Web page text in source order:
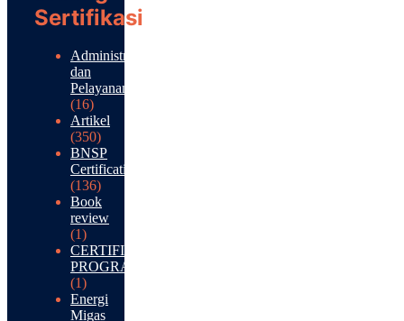
Sertifikasi
Administrasi
dan
Pelayanan
(16)
Artikel
(350)
BNSP
Certification
(136)
Book
review
(1)
CERTIFICATION
PROGRAM
(1)
Energi
Migas